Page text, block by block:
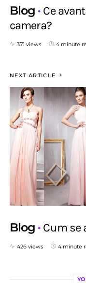
Blog
Ce
camera?
371 views 4 minute
NEXT ARTICLE
Blog Cum se
426 views 4 minute